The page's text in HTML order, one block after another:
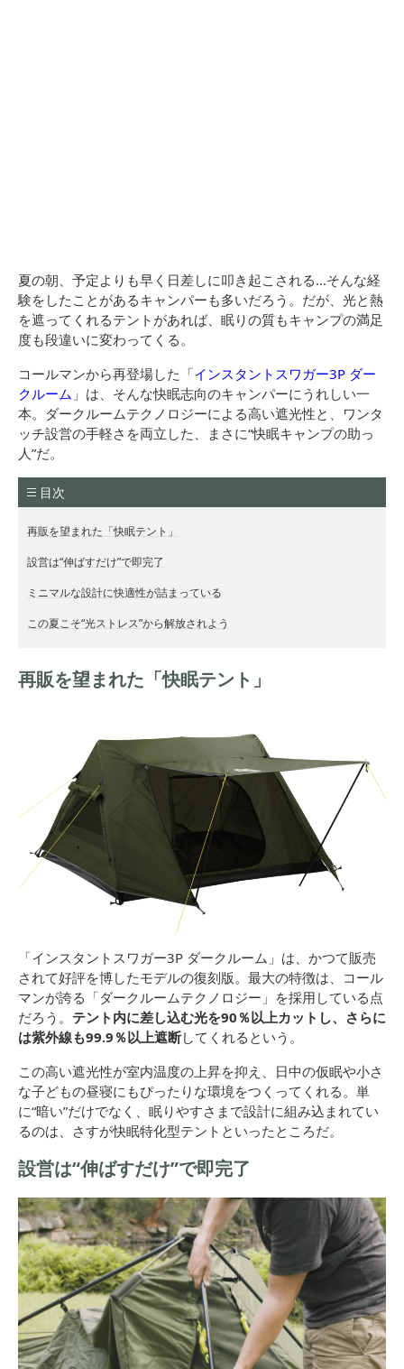
夏の朝、予定よりも早く日差しに叩き起こされる…そんな経
験をしたことがあるキャンパーも多いだろう。だが、光と熱
を遮ってくれるテントがあれば、眠りの質もキャンプの満足
度も段違いに変わってくる。
コールマンから再登場した「インスタントスワガー3P ダー
クルーム 」は、そんな快眠志向のキャンパーにうれしい一
本。ダークルームテクノロジーによる高い遮光性と、ワンタ
ッチ設営の手軽さを両立した、まさに“快眠キャンプの助っ
人”だ。
目次
再販を望まれた「快眠テント」
設営は“伸ばすだけ”で即完了
ミニマルな設計に快適性が詰まっている
この夏こそ“光ストレス”から解放されよう
再販を望まれた「快眠テント」
「インスタントスワガー3P ダークルーム」は、かつて販売
されて好評を博したモデルの復刻版。最大の特徴は、コール
マンが誇る「ダークルームテクノロジー」を採用している点
だろう。 テント内に差し込む光を90％以上カットし、さらに
は紫外線も99.9％以上遮断してくれるという。
この高い遮光性が室内温度の上昇を抑え、日中の仮眠や小さ
な子どもの昼寝にもぴったりな環境をつくってくれる。単
に“暗い”だけでなく、眠りやすさまで設計に組み込まれてい
るのは、さすが快眠特化型テントといったところだ。
設営は“伸ばすだけ”で即完了